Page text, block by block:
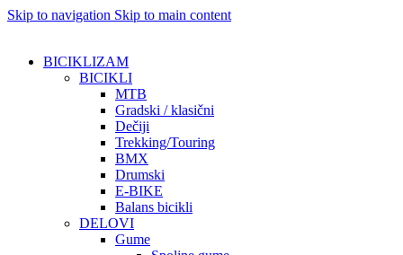
Skip to navigation Skip to main content
BICIKLIZAM
BICIKLI
MTB
Gradski / klasični
Dečiji
Trekking/Touring
BMX
Drumski
E-BIKE
Balans bicikli
DELOVI
Gume